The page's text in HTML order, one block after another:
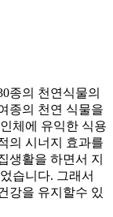
종의 천연식물의
종의 천연 식물을
체에 유익한 식용
의 시너지 효과를
생활을 하면서 지
습니다. 그래서
강을 유지할수 있